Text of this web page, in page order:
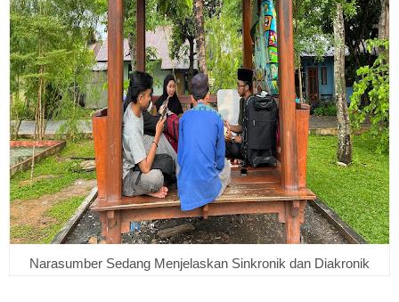
Narasumber Sedang Menjelaskan Sinkronik dan Diakronik